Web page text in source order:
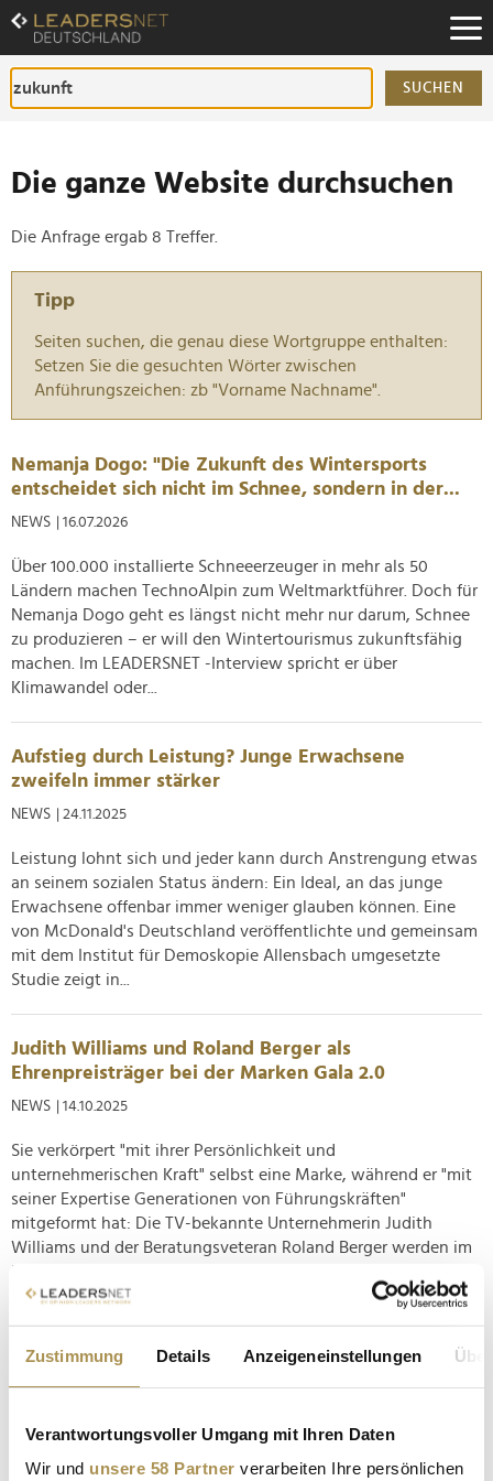
Zustimmung Details Anzeigeneinstellungen
Verantwortungsvoller Umgang mit Ihren Daten
Wir und unsere 58 Partner verarbeiten Ihre persönlichen
Zum
Inhalt
Zur
Fußzeilen-
Navigation
SUCHEN
Die ganze Website durchsuchen
Die Anfrage ergab 8 Treffer.
Tipp
Seiten suchen, die genau diese Wortgruppe enthalten:
Setzen Sie die gesuchten Wörter zwischen
Anführungszeichen: zb "Vorname Nachname".
Nemanja Dogo: "Die Zukunft des Wintersports
entscheidet sich nicht im Schnee, sondern in der...
NEWS | 16.07.2026
Über 100.000 installierte Schneeerzeuger in mehr als 50
Ländern machen TechnoAlpin zum Weltmarktführer. Doch für
Nemanja Dogo geht es längst nicht mehr nur darum, Schnee
zu produzieren – er will den Wintertourismus zukunftsfähig
machen. Im LEADERSNET -Interview spricht er über
Klimawandel oder...
Aufstieg durch Leistung? Junge Erwachsene
zweifeln immer stärker
NEWS | 24.11.2025
Leistung lohnt sich und jeder kann durch Anstrengung etwas
an seinem sozialen Status ändern: Ein Ideal, an das junge
Erwachsene offenbar immer weniger glauben können. Eine
von McDonald's Deutschland veröffentlichte und gemeinsam
mit dem Institut für Demoskopie Allensbach umgesetzte
Studie zeigt in...
Judith Williams und Roland Berger als
Ehrenpreisträger bei der Marken Gala 2.0
NEWS | 14.10.2025
Sie verkörpert "mit ihrer Persönlichkeit und
unternehmerischen Kraft" selbst eine Marke, während er "mit
seiner Expertise Generationen von Führungskräften"
mitgeformt hat: Die TV-bekannte Unternehmerin Judith
Williams und der Beratungsveteran Roland Berger werden im
Rahmen des zweitägigen Frankfurt...
Optimisten
Mit der am Donnerstag startenden Ausgabe feiert die DLD
Conference rundes Jubiläum und blickt auf 20